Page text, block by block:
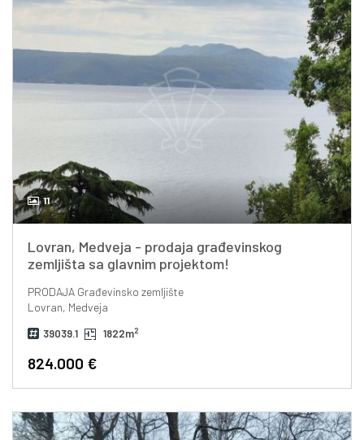
11
Lovran, Medveja - prodaja građevinskog
zemljišta sa glavnim projektom!
PRODAJAGrađevinsko zemljište
Lovran, Medveja
39039.1 1822m2
824.000 €